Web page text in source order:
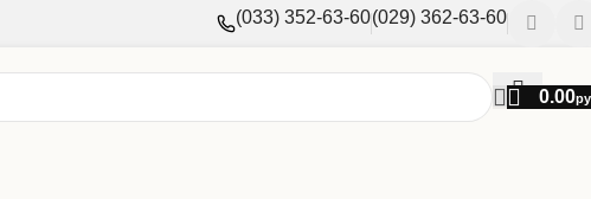
(033) 352-63-60(029) 362-63-60
0.00